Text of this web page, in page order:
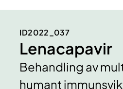
ID2022_037
Lenacapavir
Behandling av
humant